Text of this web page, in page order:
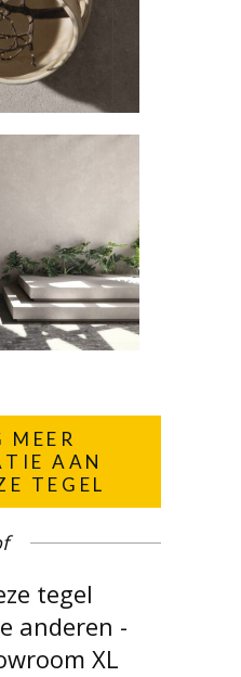
MEER
AAN
TEGEL
tegel
anderen -
XL